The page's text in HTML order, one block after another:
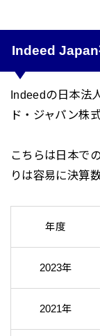
Indeed Japan
Indeedの日本法
ド・ジャパン株
こちらは日本で
りは容易に決算
年度
2023年
2021年